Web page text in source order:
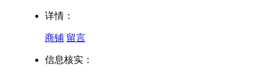
详情：
商铺 留言
信息核实：